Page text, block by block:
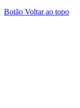
Botão Voltar ao topo